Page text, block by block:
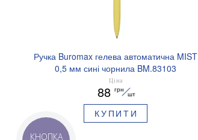
Ручка Buromax гелева автоматична MIST
0,5 мм сині чорнила BM.83103
Ціна
88 грн
шт
КУПИТИ
КНОПКА